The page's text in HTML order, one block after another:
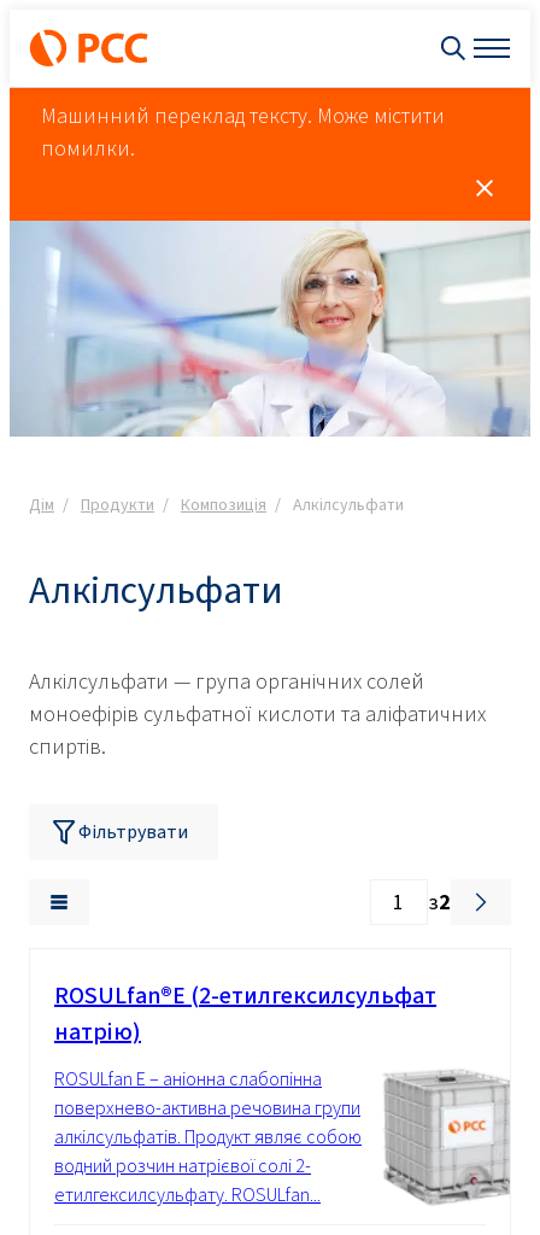
Машинний переклад тексту. Може містити
помилки.
Дім Продукти Композиція Алкілсульфати
Алкілсульфати
Алкілсульфати — група органічних солей
моноефірів сульфатної кислоти та аліфатичних
спиртів.
Фільтрувати
з2
ROSULfan®Е (2-етилгексилсульфат
натрію)
ROSULfan Е – аніонна слабопінна
поверхнево-активна речовина групи
алкілсульфатів. Продукт являє собою
водний розчин натрієвої солі 2-
етилгексилсульфату. ROSULfan...